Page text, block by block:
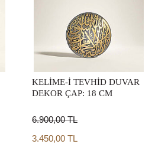
KELİME-İ TEVHİD DUVAR
DEKOR ÇAP: 18 CM
6.900,00TL
3.450,00 TL